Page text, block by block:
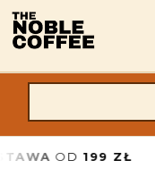
OD199 ZŁ ◆